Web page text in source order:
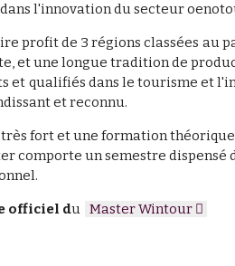
l'innovation du secteur
profit de 3 régions classées au
et une longue tradition de
et qualifiés dans le tourisme et
et reconnu.
fort et une formation
comporte un semestre
officiel du Master Wintour